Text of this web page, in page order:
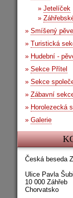
» Jetelíček
»
» Smíšený
» Turistická
» Hudební -
» Sekce Přítel
» Sekce
» Zábavní
» Horolezecká
» Galerie
Česká beseda
Ulice Pavla
10 000 Záhřeb
Chorvatsko